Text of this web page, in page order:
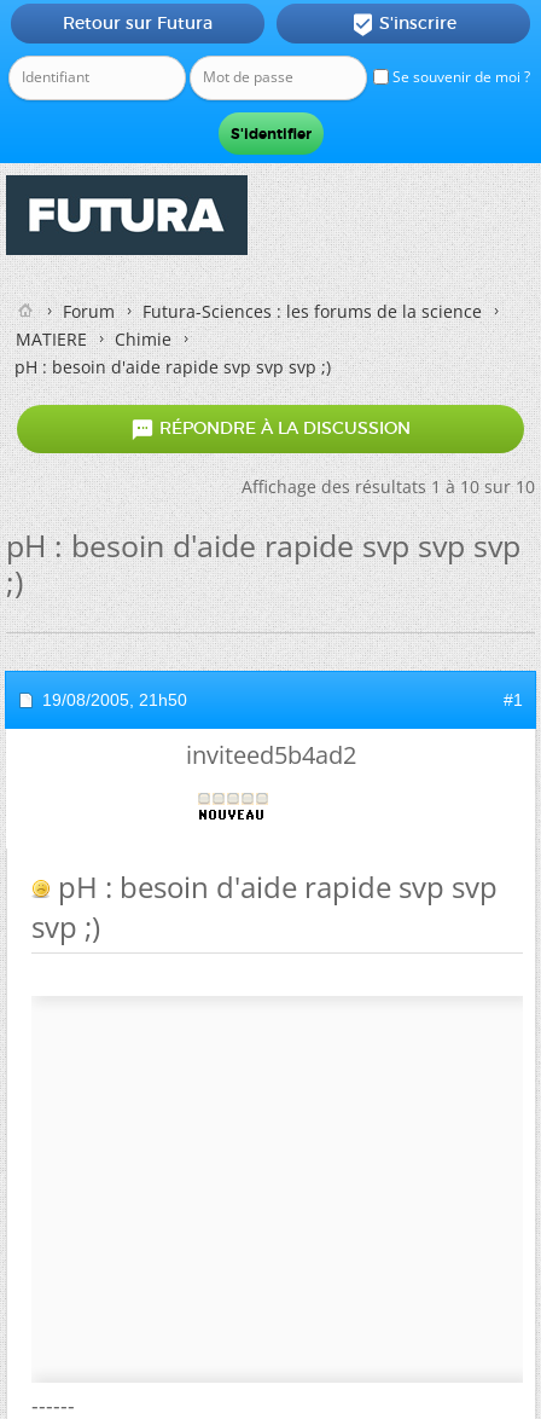
Se souvenir de moi ?
Retour sur Futura  S'inscrire
Forum
Futura-Sciences : les forums de la science
MATIERE
Chimie
pH : besoin d'aide rapide svp svp svp ;)
 RÉPONDRE À LA DISCUSSION
Affichage des résultats 1 à 10 sur 10
pH : besoin d'aide rapide svp svp svp
;)
19/08/2005, 21h50 #1
inviteed5b4ad2
pH : besoin d'aide rapide svp svp
svp ;)
------